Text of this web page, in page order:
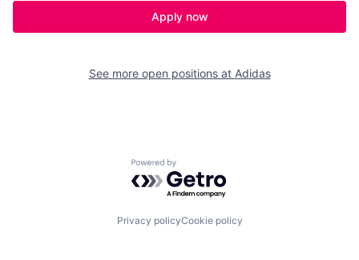
Apply now
See more open positions at Adidas
Powered by Getro.com
Privacy policyCookie policy